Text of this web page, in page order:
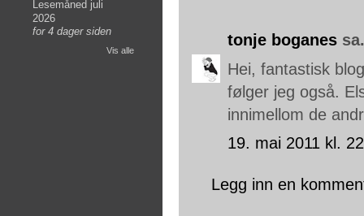
tonje boganes
Hei, fantastisk
følger jeg også.
innimellom de
19. mai 2011 kl.
Legg inn en
Lesemåned juli
2026
for 4 dager siden
Vis alle